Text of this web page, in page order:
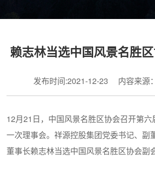
赖志林当选中国风景名胜
发布时间:2021-12-23 内容来源
12月21日，中国风景名胜区协会召开第
一次理事会。祥源控股集团党委书记、副
董事长赖志林当选中国风景名胜区协会副